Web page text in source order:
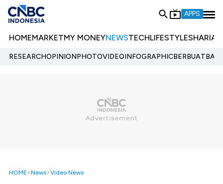
APPS
HOMEMARKETMY MONEYNEWSTECHLIFESTYLESHARIA
RESEARCHOPINIONPHOTOVIDEOINFOGRAPHIC
HOME News Video News